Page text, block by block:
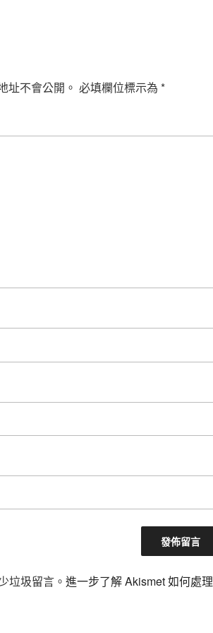
址不會公開。 必填欄位標示為 *
垃圾留言。 進一步了解 Akismet 如何處理